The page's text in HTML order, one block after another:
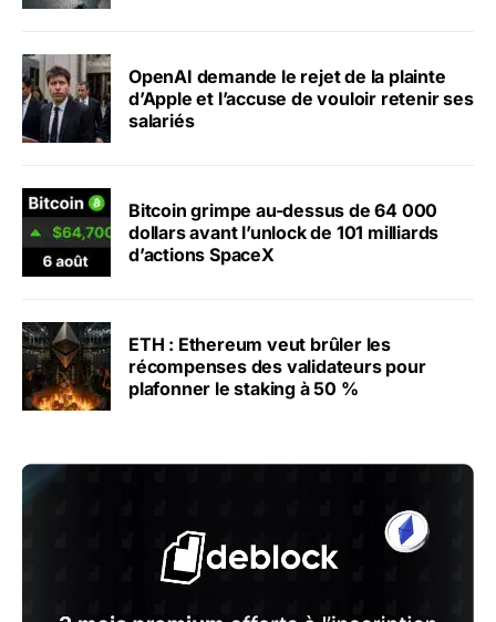
OpenAI demande le rejet de la plainte
d’Apple et l’accuse de vouloir retenir ses
salariés
Bitcoin grimpe au-dessus de 64 000
dollars avant l’unlock de 101 milliards
d’actions SpaceX
ETH : Ethereum veut brûler les
récompenses des validateurs pour
plafonner le staking à 50 %